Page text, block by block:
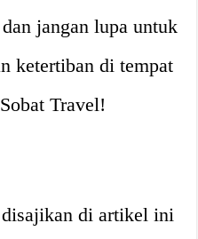
jangan lupa untuk
ketertiban di tempat
Travel!
di artikel ini